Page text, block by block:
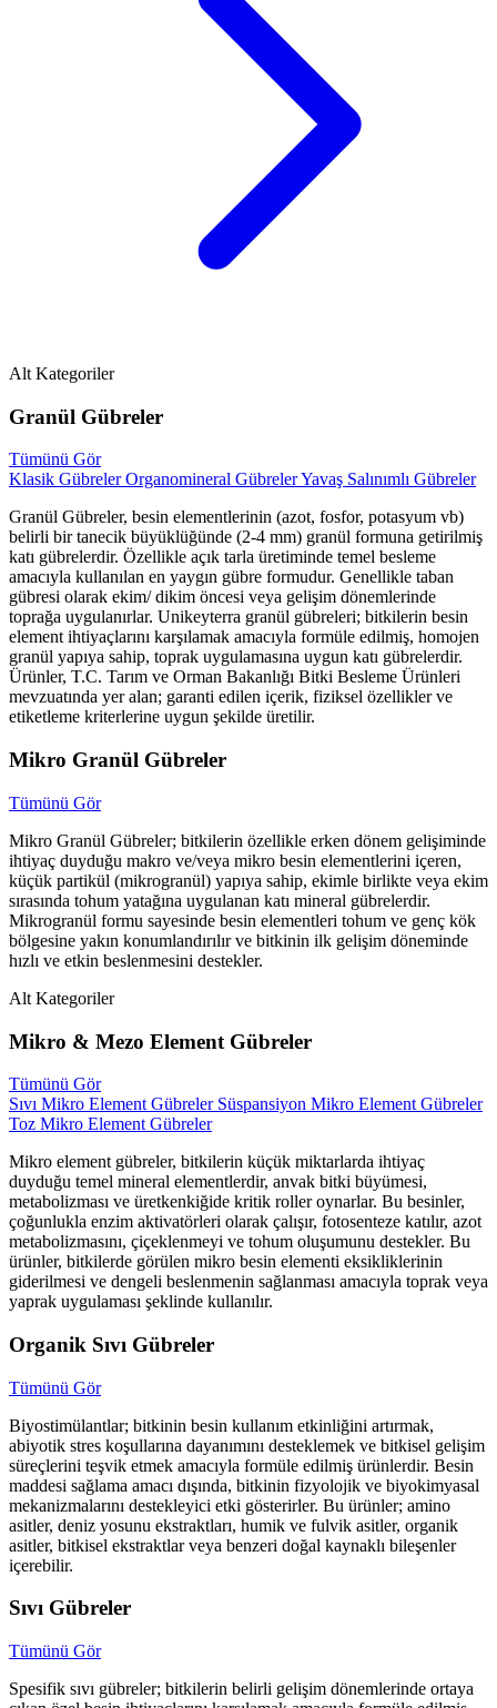
Alt Kategoriler
Granül Gübreler
Tümünü Gör
Klasik GübrelerOrganomineral GübrelerYavaş Salınımlı Gübreler
Granül Gübreler, besin elementlerinin (azot, fosfor, potasyum vb)
belirli bir tanecik büyüklüğünde (2-4 mm) granül formuna getirilmiş
katı gübrelerdir. Özellikle açık tarla üretiminde temel besleme
amacıyla kullanılan en yaygın gübre formudur. Genellikle taban
gübresi olarak ekim/ dikim öncesi veya gelişim dönemlerinde
toprağa uygulanırlar. Unikeyterra granül gübreleri; bitkilerin besin
element ihtiyaçlarını karşılamak amacıyla formüle edilmiş, homojen
granül yapıya sahip, toprak uygulamasına uygun katı gübrelerdir.
Ürünler, T.C. Tarım ve Orman Bakanlığı Bitki Besleme Ürünleri
mevzuatında yer alan; garanti edilen içerik, fiziksel özellikler ve
etiketleme kriterlerine uygun şekilde üretilir.
Mikro Granül Gübreler
Tümünü Gör
Mikro Granül Gübreler; bitkilerin özellikle erken dönem gelişiminde
ihtiyaç duyduğu makro ve/veya mikro besin elementlerini içeren,
küçük partikül (mikrogranül) yapıya sahip, ekimle birlikte veya ekim
sırasında tohum yatağına uygulanan katı mineral gübrelerdir.
Mikrogranül formu sayesinde besin elementleri tohum ve genç kök
bölgesine yakın konumlandırılır ve bitkinin ilk gelişim döneminde
hızlı ve etkin beslenmesini destekler.
Alt Kategoriler
Mikro & Mezo Element Gübreler
Tümünü Gör
Sıvı Mikro Element Gübreler Süspansiyon Mikro Element Gübreler
Toz Mikro Element Gübreler
Mikro element gübreler, bitkilerin küçük miktarlarda ihtiyaç
duyduğu temel mineral elementlerdir, anvak bitki büyümesi,
metabolizması ve üretkenkiğide kritik roller oynarlar. Bu besinler,
çoğunlukla enzim aktivatörleri olarak çalışır, fotosenteze katılır, azot
metabolizmasını, çiçeklenmeyi ve tohum oluşumunu destekler. Bu
ürünler, bitkilerde görülen mikro besin elementi eksikliklerinin
giderilmesi ve dengeli beslenmenin sağlanması amacıyla toprak veya
yaprak uygulaması şeklinde kullanılır.
Organik Sıvı Gübreler
Tümünü Gör
Biyostimülantlar; bitkinin besin kullanım etkinliğini artırmak,
abiyotik stres koşullarına dayanımını desteklemek ve bitkisel gelişim
süreçlerini teşvik etmek amacıyla formüle edilmiş ürünlerdir. Besin
maddesi sağlama amacı dışında, bitkinin fizyolojik ve biyokimyasal
mekanizmalarını destekleyici etki gösterirler. Bu ürünler; amino
asitler, deniz yosunu ekstraktları, humik ve fulvik asitler, organik
asitler, bitkisel ekstraktlar veya benzeri doğal kaynaklı bileşenler
içerebilir.
Sıvı Gübreler
Tümünü Gör
Spesifik sıvı gübreler; bitkilerin belirli gelişim dönemlerinde ortaya